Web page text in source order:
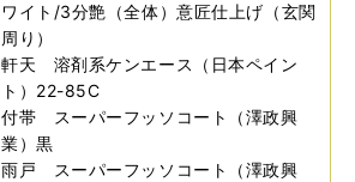
ワイト/3分艶（全体）意匠仕上げ（玄関
周り）
軒天 溶剤系ケンエース（日本ペイン
ト）22-85C
付帯 スーパーフッソコート（澤政興
業）黒
雨戸 スーパーフッソコート（澤政興